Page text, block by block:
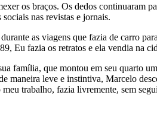
os braços. Os dedos continuaram
nas revistas e jornais.
as viagens que fazia de carro
Eu fazia os retratos e ela vendia na
família, que montou em seu quarto
maneira leve e instintiva, Marcelo
trabalho, fazia livremente, sem